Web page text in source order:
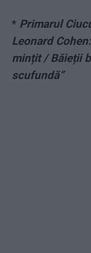
* Primarul
Leonard
mințit / Băieții
scufundă”